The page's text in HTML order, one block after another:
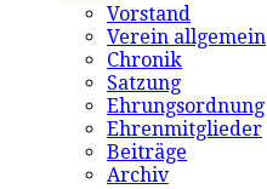
Vorstand
Verein allgemein
Chronik
Satzung
Ehrungsordnung
Ehrenmitglieder
Beiträge
Archiv